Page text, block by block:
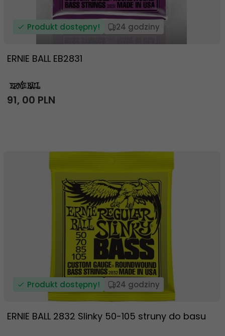
Produkt dostępny! 24 godziny
ERNIE BALL EB2831
91, 00 PLN
Produkt dostępny! 24 godziny
ERNIE BALL 2832 Slinky 50-105 struny do basu